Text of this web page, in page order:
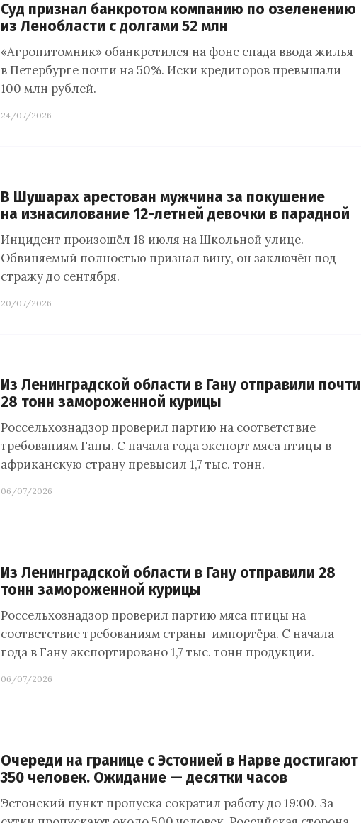
Суд признал банкротом компанию по озеленению
из Ленобласти с долгами 52 млн
«Агропитомник» обанкротился на фоне спада ввода жилья
в Петербурге почти на 50%. Иски кредиторов превышали
100 млн рублей.
24/07/2026
В Шушарах арестован мужчина за покушение
на изнасилование 12-летней девочки в парадной
Инцидент произошёл 18 июля на Школьной улице.
Обвиняемый полностью признал вину, он заключён под
стражу до сентября.
20/07/2026
Из Ленинградской области в Гану отправили почти
28 тонн замороженной курицы
Россельхознадзор проверил партию на соответствие
требованиям Ганы. С начала года экспорт мяса птицы в
африканскую страну превысил 1,7 тыс. тонн.
06/07/2026
Из Ленинградской области в Гану отправили 28
тонн замороженной курицы
Россельхознадзор проверил партию мяса птицы на
соответствие требованиям страны-импортёра. С начала
года в Гану экспортировано 1,7 тыс. тонн продукции.
06/07/2026
Очереди на границе с Эстонией в Нарве достигают
350 человек. Ожидание — десятки часов
Эстонский пункт пропуска сократил работу до 19:00. За